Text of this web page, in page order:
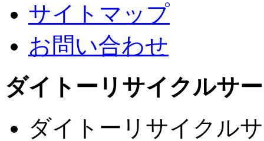
サイトマップ
お問い合わせ
ダイトーリサイクルサ
ダイトーリサイクル